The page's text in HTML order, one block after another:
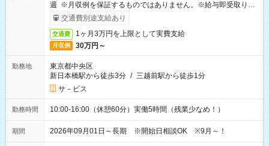
週 ※月収例を保証するものではありません。※給与即受取りサ
ービス利用可（利用条件有）
交通費別途支給あり
交通費 1ヶ月3万円を上限として実費支給
月収例 30万円～
勤務地
東京都中央区
新日本橋駅から徒歩3分 / 三越前駅から徒歩1分
サ－ビス
勤務時間 10:00-16:00（休憩60分）実働5時間（残業少なめ！）
期間 2026年09月01日～長期 ※開始日相談OK ※9月～！